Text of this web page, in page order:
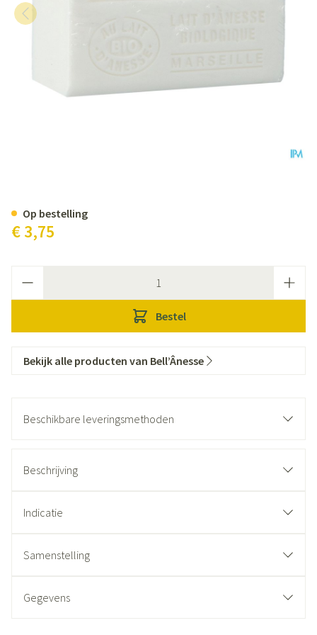
€ 3,75
Bestel
Op bestelling
Bekijk alle producten van Bell’Ânesse
Beschikbare leveringsmethoden
Beschrijving
Indicatie
Samenstelling
Gegevens